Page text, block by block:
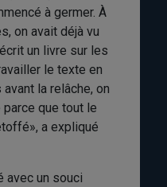
à germer. À
on avait déjà vu
un livre sur les
le texte en
la relâche, on
parce que tout le
a expliqué
avec un souci